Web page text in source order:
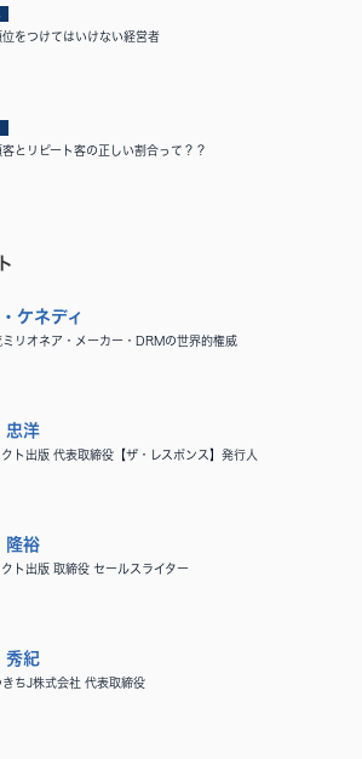
位をつけてはいけない経営者
とリピート客の正しい割合って？？
ケネディ
ミリオネア・メーカー・DRMの世界的権威
忠洋
クト出版 代表取締役【ザ・レスポンス】発行人
隆裕
クト出版 取締役 セールスライター
秀紀
きちJ株式会社 代表取締役